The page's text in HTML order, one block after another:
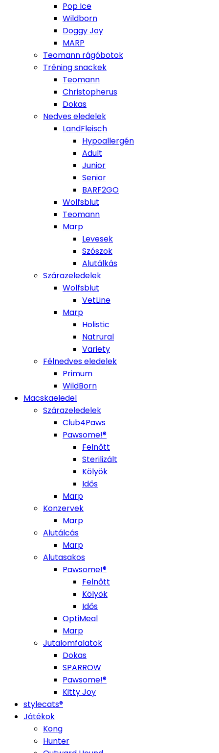
Pop Ice
Wildborn
Doggy Joy
MARP
Teomann rágóbotok
Tréning snackek
Teomann
Christopherus
Dokas
Nedves eledelek
LandFleisch
Hypoallergén
Adult
Junior
Senior
BARF2GO
Wolfsblut
Teomann
Marp
Levesek
Szószok
Alutálkás
Szárazeledelek
Wolfsblut
VetLine
Marp
Holistic
Natrural
Variety
Félnedves eledelek
Primum
WildBorn
Macskaeledel
Szárazeledelek
Club4Paws
Pawsome!®
Felnőtt
Sterilizált
Kölyök
Idős
Marp
Konzervek
Marp
Alutálcás
Marp
Alutasakos
Pawsome!®
Felnőtt
Kölyök
Idős
OptiMeal
Marp
Jutalomfalatok
Dokas
SPARROW
Pawsome!®
Kitty Joy
stylecats®
Játékok
Kong
Hunter